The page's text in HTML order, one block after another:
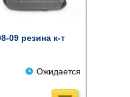
09 резина к-т
Ожидается